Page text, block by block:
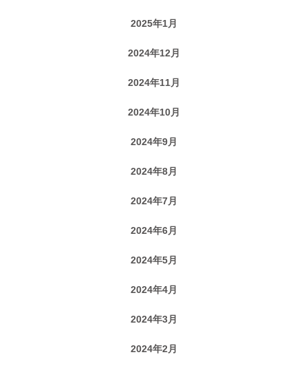
2025年1月
2024年12月
2024年11月
2024年10月
2024年9月
2024年8月
2024年7月
2024年6月
2024年5月
2024年4月
2024年3月
2024年2月